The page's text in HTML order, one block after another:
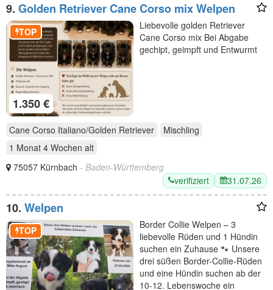
9. Golden Retriever Cane Corso mix Welpen
1.350 €
TOP
Liebevolle golden Retriever
Cane Corso mix Bei Abgabe
gechipt, geimpft und Entwurmt
Cane Corso Italiano/Golden Retriever
Mischling
1 Monat 4 Wochen alt
75057 Kürnbach - Baden-Württemberg
verifiziert
31.07.26
10. Welpen
TOP
Border Collie Welpen – 3
liebevolle Rüden und 1 Hündin
suchen ein Zuhause 🐾 Unsere
drei süßen Border-Collie-Rüden
und eine Hündin suchen ab der
10-12. Lebenswoche ein